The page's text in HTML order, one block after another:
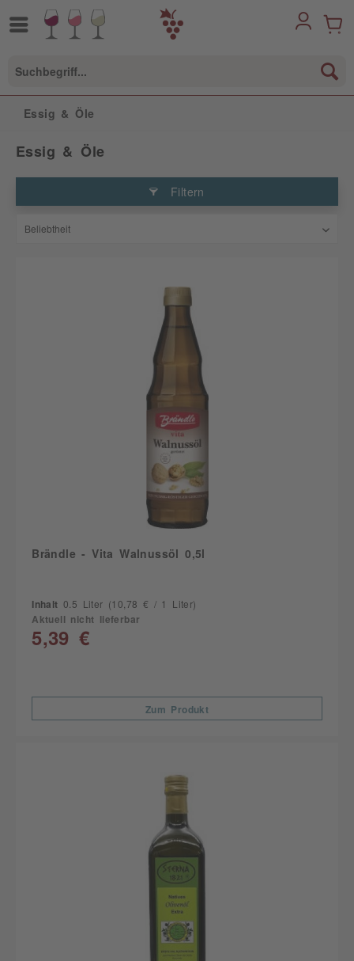
Essig & Öle
Essig & Öle
Filtern
Brändle - Vita Walnussöl 0,5l
Inhalt 0.5 Liter (10,78 € / 1 Liter)
Aktuell nicht lieferbar
5,39 €
Zum Produkt